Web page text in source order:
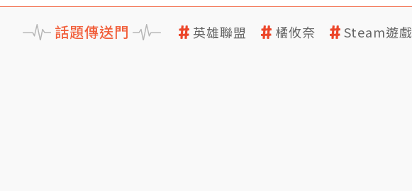
話題傳送門 英雄聯盟 橘攸奈 Steam遊戲